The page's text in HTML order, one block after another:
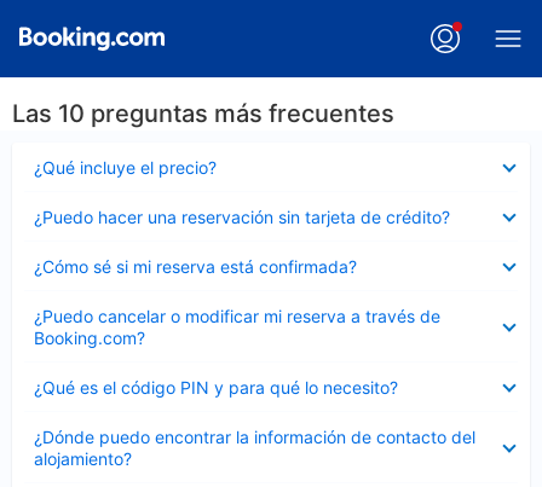
Las 10 preguntas más frecuentes
¿Qué incluye el precio?
cerrado
¿Puedo hacer una reservación sin tarjeta de crédito?
cerrado
¿Cómo sé si mi reserva está confirmada?
cerrado
¿Puedo cancelar o modificar mi reserva a través de
Booking.com?
cerrado
¿Qué es el código PIN y para qué lo necesito?
cerrado
¿Dónde puedo encontrar la información de contacto del
alojamiento?
cerrado